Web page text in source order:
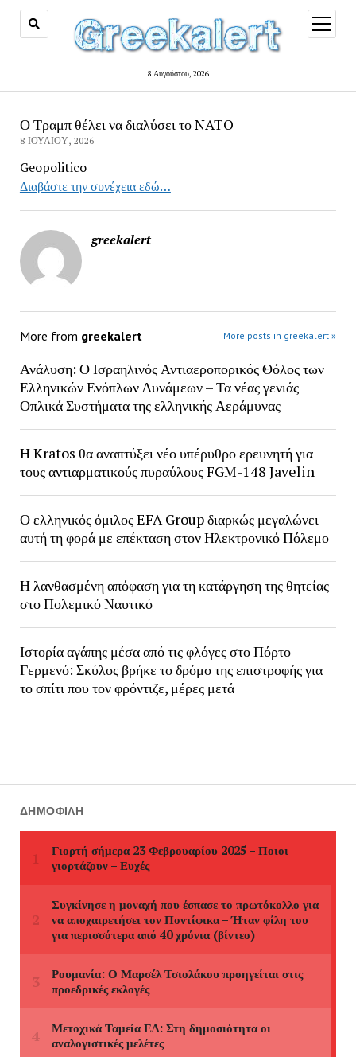
8 Αυγούστου, 2026
open
menu
Ο Τραμπ θέλει να διαλύσει το NATO
8 ΙΟΥΛΊΟΥ, 2026
Geopolitico
Διαβάστε την συνέχεια εδώ…
greekalert
More from greekalert More posts in greekalert »
Ανάλυση: Ο Ισραηλινός Αντιαεροπορικός Θόλος των
Ελληνικών Ενόπλων Δυνάμεων – Τα νέας γενιάς
Οπλικά Συστήματα της ελληνικής Αεράμυνας
H Kratos θα αναπτύξει νέο υπέρυθρο ερευνητή για
τους αντιαρματικούς πυραύλους FGM-148 Javelin
Ο ελληνικός όμιλος EFA Group διαρκώς μεγαλώνει
αυτή τη φορά με επέκταση στον Ηλεκτρονικό Πόλεμο
Η λανθασμένη απόφαση για τη κατάργηση της θητείας
στο Πολεμικό Ναυτικό
Ιστορία αγάπης μέσα από τις φλόγες στο Πόρτο
Γερμενό: Σκύλος βρήκε το δρόμο της επιστροφής για
το σπίτι που τον φρόντιζε, μέρες μετά
ΔΗΜΟΦΙΛΉ